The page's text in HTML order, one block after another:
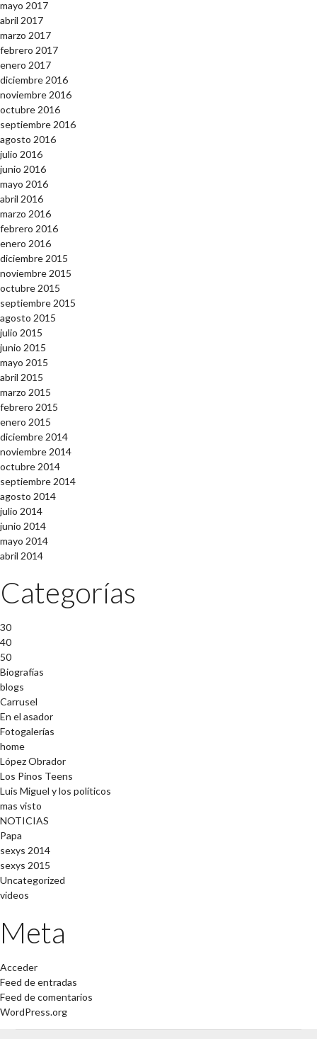
mayo 2017
abril 2017
marzo 2017
febrero 2017
enero 2017
diciembre 2016
noviembre 2016
octubre 2016
septiembre 2016
agosto 2016
julio 2016
junio 2016
mayo 2016
abril 2016
marzo 2016
febrero 2016
enero 2016
diciembre 2015
noviembre 2015
octubre 2015
septiembre 2015
agosto 2015
julio 2015
junio 2015
mayo 2015
abril 2015
marzo 2015
febrero 2015
enero 2015
diciembre 2014
noviembre 2014
octubre 2014
septiembre 2014
agosto 2014
julio 2014
junio 2014
mayo 2014
abril 2014
Categorías
30
40
50
Biografías
blogs
Carrusel
En el asador
Fotogalerías
home
López Obrador
Los Pinos Teens
Luis Miguel y los políticos
mas visto
NOTICIAS
Papa
sexys 2014
sexys 2015
Uncategorized
videos
Meta
Acceder
Feed de entradas
Feed de comentarios
WordPress.org